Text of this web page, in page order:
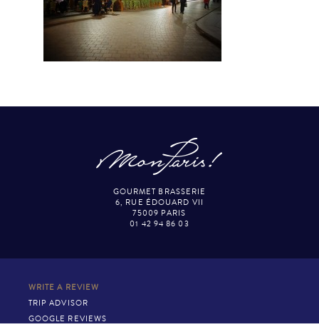
GOURMET BRASSERIE
6, RUE ÉDOUARD VII
75009 PARIS
01 42 94 86 03
WRITE A REVIEW
TRIP ADVISOR
GOOGLE REVIEWS